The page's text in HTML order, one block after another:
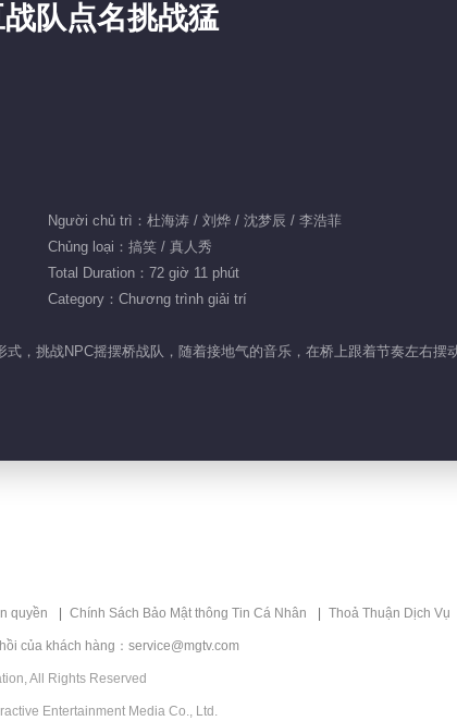
2019-09-10
队点名挑战猛
Người chủ trì：杜海涛 / 刘烨 / 沈梦辰 / 李浩菲
Chủng loại：搞笑 / 真人秀
Total Duration：72 giờ 11 phút
Category：Chương trình giải trí
，挑战NPC摇摆桥战队，随着接地气的音乐，在桥上跟着节奏左右摆
quyền Chính Sách Bảo Mật thông Tin Cá Nhân Thoả Thuận Dịch Vụ
của khách hàng：service@mgtv.com
All Rights Reserved
Entertainment Media Co., Ltd.